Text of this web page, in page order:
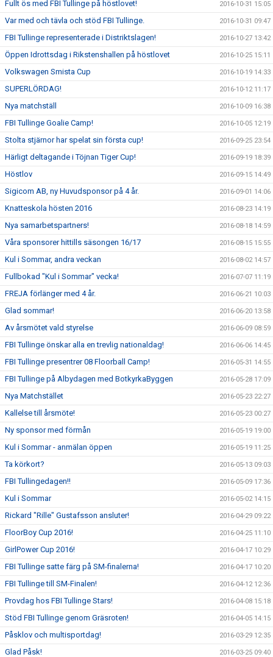
Fullt ös med FBI Tullinge på höstlovet! 2016-10-31 15:05
Var med och tävla och stöd FBI Tullinge. 2016-10-31 09:47
FBI Tullinge representerade i Distriktslagen! 2016-10-27 13:42
Öppen Idrottsdag i Rikstenshallen på höstlovet 2016-10-25 15:11
Volkswagen Smista Cup 2016-10-19 14:33
SUPERLÖRDAG! 2016-10-12 11:17
Nya matchställ 2016-10-09 16:38
FBI Tullinge Goalie Camp! 2016-10-05 12:19
Stolta stjärnor har spelat sin första cup! 2016-09-25 23:54
Härligt deltagande i Töjnan Tiger Cup! 2016-09-19 18:39
Höstlov 2016-09-15 14:49
Sigicom AB, ny Huvudsponsor på 4 år. 2016-09-01 14:06
Knatteskola hösten 2016 2016-08-23 14:19
Nya samarbetspartners! 2016-08-18 14:59
Våra sponsorer hittills säsongen 16/17 2016-08-15 15:55
Kul i Sommar, andra veckan 2016-08-02 14:57
Fullbokad "Kul i Sommar" vecka! 2016-07-07 11:19
FREJA förlänger med 4 år. 2016-06-21 10:03
Glad sommar! 2016-06-20 13:58
Av årsmötet vald styrelse 2016-06-09 08:59
FBI Tullinge önskar alla en trevlig nationaldag! 2016-06-06 14:45
FBI Tullinge presentrer 08 Floorball Camp! 2016-05-31 14:55
FBI Tullinge på Albydagen med BotkyrkaByggen 2016-05-28 17:09
Nya Matchstället 2016-05-23 22:27
Kallelse till årsmöte! 2016-05-23 00:27
Ny sponsor med förmån 2016-05-19 19:00
Kul i Sommar - anmälan öppen 2016-05-19 11:25
Ta körkort? 2016-05-13 09:03
FBI Tullingedagen!! 2016-05-09 17:36
Kul i Sommar 2016-05-02 14:15
Rickard "Rille" Gustafsson ansluter! 2016-04-29 09:22
FloorBoy Cup 2016! 2016-04-25 11:10
GirlPower Cup 2016! 2016-04-17 10:29
FBI Tullinge satte färg på SM-finalerna! 2016-04-17 10:20
FBI Tullinge till SM-Finalen! 2016-04-12 12:36
Provdag hos FBI Tullinge Stars! 2016-04-08 15:18
Stöd FBI Tullinge genom Gräsroten! 2016-04-05 14:15
Påsklov och multisportdag! 2016-03-29 12:35
Glad Påsk! 2016-03-25 09:40